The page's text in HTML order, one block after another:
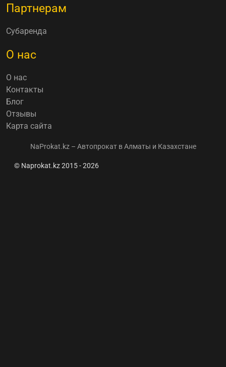
Партнерам
Субаренда
О нас
О нас
Контакты
Блог
Отзывы
Карта сайта
NaProkat.kz – Автопрокат в Алматы и Казахстане
© Naprokat.kz 2015 - 2026